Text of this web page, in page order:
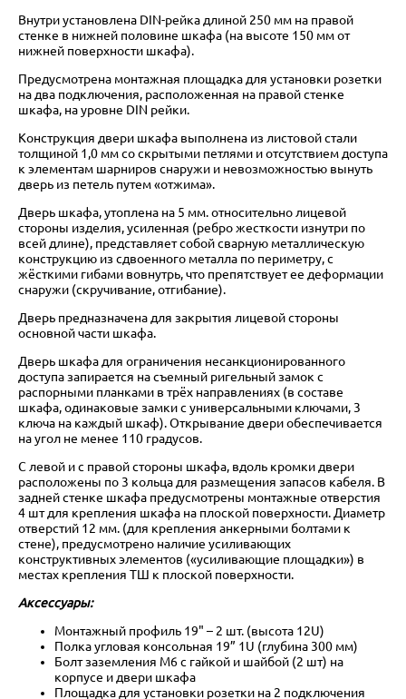
Внутри установлена DIN-рейка длиной 250 мм на правой
стенке в нижней половине шкафа (на высоте 150 мм от
нижней поверхности шкафа).
Предусмотрена монтажная площадка для установки розетки
на два подключения, расположенная на правой стенке
шкафа, на уровне DIN рейки.
Конструкция двери шкафа выполнена из листовой стали
толщиной 1,0 мм со скрытыми петлями и отсутствием доступа
к элементам шарниров снаружи и невозможностью вынуть
дверь из петель путем «отжима».
Дверь шкафа, утоплена на 5 мм. относительно лицевой
стороны изделия, усиленная (ребро жесткости изнутри по
всей длине), представляет собой сварную металлическую
конструкцию из сдвоенного металла по периметру, с
жёсткими гибами вовнутрь, что препятствует ее деформации
снаружи (скручивание, отгибание).
Дверь предназначена для закрытия лицевой стороны
основной части шкафа.
Дверь шкафа для ограничения несанкционированного
доступа запирается на съемный ригельный замок с
распорными планками в трёх направлениях (в составе
шкафа, одинаковые замки с универсальными ключами, 3
ключа на каждый шкаф). Открывание двери обеспечивается
на угол не менее 110 градусов.
С левой и с правой стороны шкафа, вдоль кромки двери
расположены по 3 кольца для размещения запасов кабеля. В
задней стенке шкафа предусмотрены монтажные отверстия
4 шт для крепления шкафа на плоской поверхности. Диаметр
отверстий 12 мм. (для крепления анкерными болтами к
стене), предусмотрено наличие усиливающих
конструктивных элементов («усиливающие площадки») в
местах крепления ТШ к плоской поверхности.
Аксессуары:
Монтажный профиль 19" – 2 шт. (высота 12U)
Полка угловая консольная 19” 1U (глубина 300 мм)
Болт заземления М6 с гайкой и шайбой (2 шт) на
корпусе и двери шкафа
Площадка для установки розетки на 2 подключения